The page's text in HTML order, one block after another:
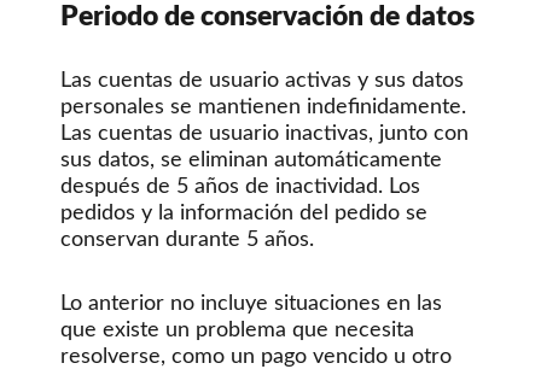
Periodo de conservación de datos
Las cuentas de usuario activas y sus datos
personales se mantienen indefinidamente.
Las cuentas de usuario inactivas, junto con
sus datos, se eliminan automáticamente
después de 5 años de inactividad. Los
pedidos y la información del pedido se
conservan durante 5 años.
Lo anterior no incluye situaciones en las
que existe un problema que necesita
resolverse, como un pago vencido u otro